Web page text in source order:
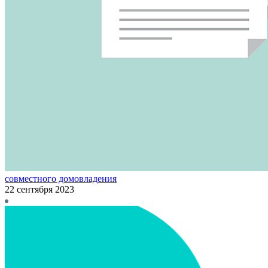
совместного домовладения
22 сентября 2023